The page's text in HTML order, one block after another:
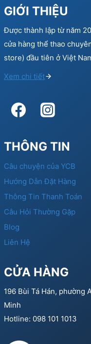
GIỚI THIỆU
Được thành lập từ năm
cửa hàng thể thao
store) đầu tiên ở Việt
Xem chi tiết
THÔNG TIN
Câu chuyện của YCB
Hướng Dẫn Đặt Hàng
Thông Tin Thanh Toán
Câu Hỏi Thường Gặp
Blog
Liên Hệ
CỬA HÀNG
196 Bùi Tá Hán, phường
Minh
Hotline: 098 101 1013